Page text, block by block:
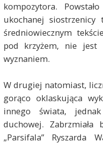
kompozytora.
ukochanej
średniowiecznym
pod krzyżem, nie jest
wyznaniem.
W drugiej natomiast,
gorąco oklaskująca
innego świata,
duchowej.
„Parsifala” Ryszarda